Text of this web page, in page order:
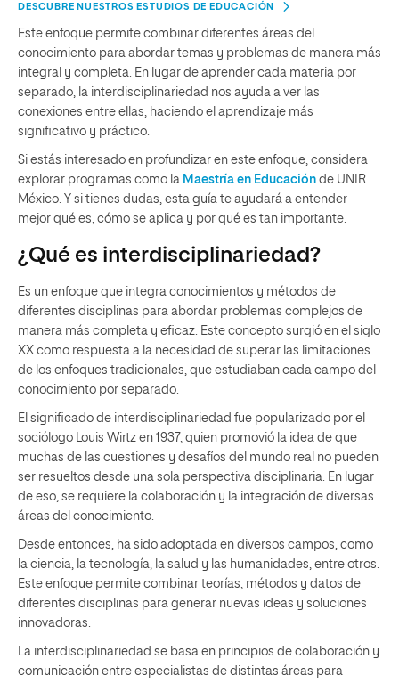
DESCUBRE NUESTROS ESTUDIOS DE EDUCACIÓN
Este enfoque permite combinar diferentes áreas del
conocimiento para abordar temas y problemas de manera más
integral y completa. En lugar de aprender cada materia por
separado, la interdisciplinariedad nos ayuda a ver las
conexiones entre ellas, haciendo el aprendizaje más
significativo y práctico.
Si estás interesado en profundizar en este enfoque, considera
explorar programas como la Maestría en Educación de UNIR
México. Y si tienes dudas, esta guía te ayudará a entender
mejor qué es, cómo se aplica y por qué es tan importante.
¿Qué es interdisciplinariedad?
Es un enfoque que integra conocimientos y métodos de
diferentes disciplinas para abordar problemas complejos de
manera más completa y eficaz. Este concepto surgió en el siglo
XX como respuesta a la necesidad de superar las limitaciones
de los enfoques tradicionales, que estudiaban cada campo del
conocimiento por separado.
El significado de interdisciplinariedad fue popularizado por el
sociólogo Louis Wirtz en 1937, quien promovió la idea de que
muchas de las cuestiones y desafíos del mundo real no pueden
ser resueltos desde una sola perspectiva disciplinaria. En lugar
de eso, se requiere la colaboración y la integración de diversas
áreas del conocimiento.
Desde entonces, ha sido adoptada en diversos campos, como
la ciencia, la tecnología, la salud y las humanidades, entre otros.
Este enfoque permite combinar teorías, métodos y datos de
diferentes disciplinas para generar nuevas ideas y soluciones
innovadoras.
La interdisciplinariedad se basa en principios de colaboración y
comunicación entre especialistas de distintas áreas para